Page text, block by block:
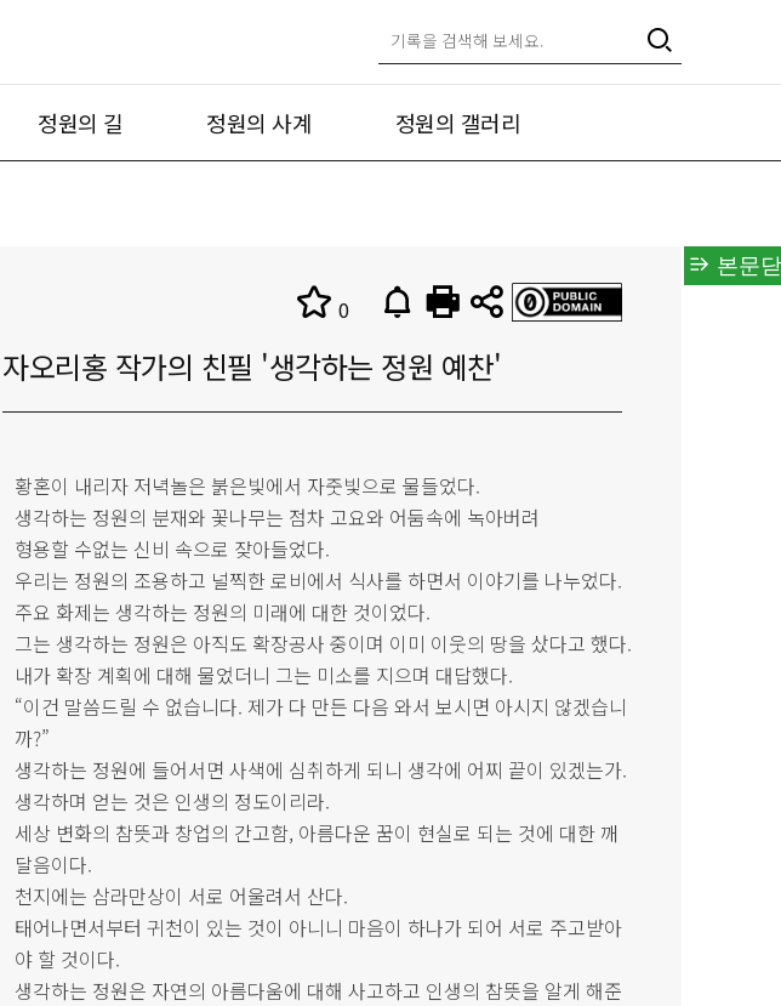
정원의 길 정원의 사계 정원의 갤러리
본문
0
자오리홍 작가의 친필 '생각하는 정원 예찬'
황혼이 내리자 저녁놀은 붉은빛에서 자줏빛으로 물들었다.
생각하는 정원의 분재와 꽃나무는 점차 고요와 어둠속에 녹아버려
형용할 수없는 신비 속으로 잦아들었다.
우리는 정원의 조용하고 널찍한 로비에서 식사를 하면서 이야기를 나누었다.
주요 화제는 생각하는 정원의 미래에 대한 것이었다.
그는 생각하는 정원은 아직도 확장공사 중이며 이미 이웃의 땅을 샀다고 했다.
내가 확장 계획에 대해 물었더니 그는 미소를 지으며 대답했다.
“이건 말씀드릴 수 없습니다. 제가 다 만든 다음 와서 보시면 아시지 않겠습니
까?”
생각하는 정원에 들어서면 사색에 심취하게 되니 생각에 어찌 끝이 있겠는가.
생각하며 얻는 것은 인생의 정도이리라.
세상 변화의 참뜻과 창업의 간고함, 아름다운 꿈이 현실로 되는 것에 대한 깨
달음이다.
천지에는 삼라만상이 서로 어울려서 산다.
태어나면서부터 귀천이 있는 것이 아니니 마음이 하나가 되어 서로 주고받아
야 할 것이다.
생각하는 정원은 자연의 아름다움에 대해 사고하고 인생의 참뜻을 알게 해준